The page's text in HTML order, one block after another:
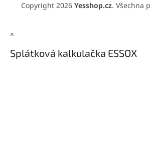
Copyright 2026 Yesshop.cz. Všechna
×
Splátková kalkulačka ESSOX